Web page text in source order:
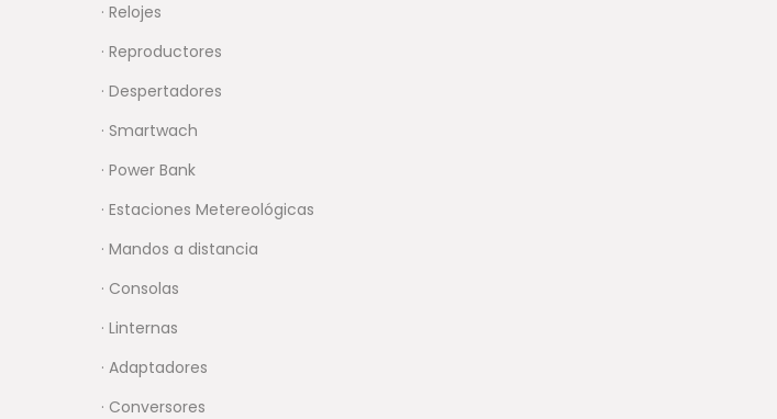
· Relojes
· Reproductores
· Despertadores
· Smartwach
· Power Bank
· Estaciones Metereológicas
· Mandos a distancia
· Consolas
· Linternas
· Adaptadores
· Conversores